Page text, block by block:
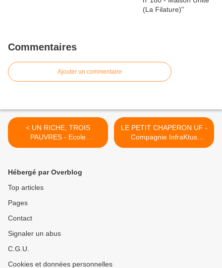
Commentaires
Ajouter un commentaire
< UN RICHE, TROIS
PAUVRES - Ecole
Alsacienne
LE PETIT CHAPERON UF -
Compagnie InfraKtus
(Aktéon Théâtre / Juillet
Hébergé par Overblog
Top articles
Pages
Contact
Signaler un abus
C.G.U.
Cookies et données personnelles